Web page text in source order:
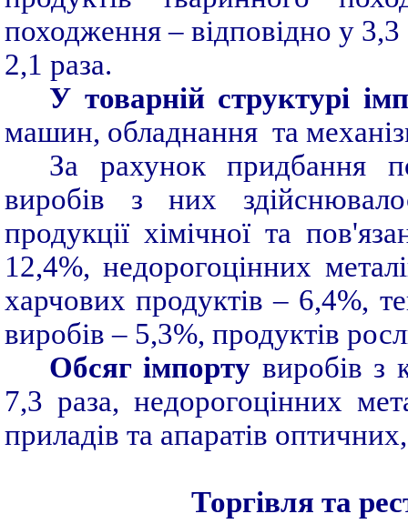
походження – відповідно у
2,1 раза.
У товарній структурі
машин, обладнання та
За рахунок придбання
виробів з них
продукції хімічної та
12,4%, недорогоцінних
харчових продуктів – 6,4%,
виробів – 5,3%, продуктів
Обсяг імпорту виробів з
7,3 раза, недорогоцінних
приладів та апаратів
Торгівля та